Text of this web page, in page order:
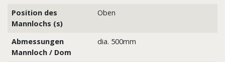
Position des
Mannlochs (s)
Oben
Abmessungen
Mannloch / Dom
dia. 500mm